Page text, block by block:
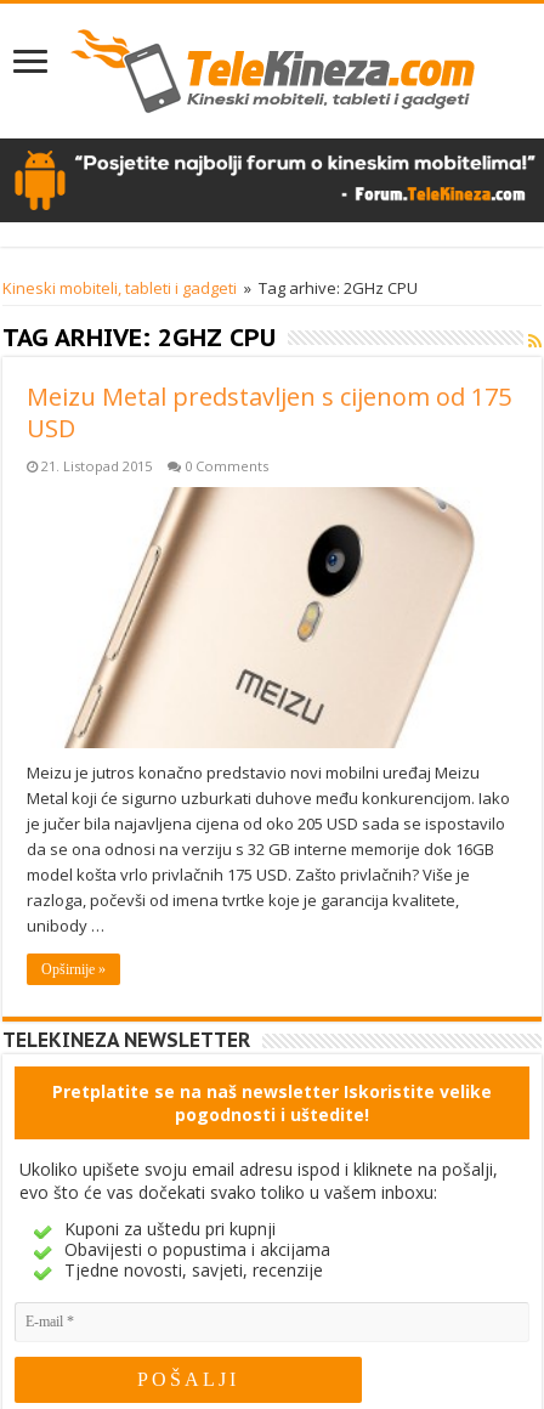
Kineski mobiteli, tableti i gadgeti » Tag arhive: 2GHz CPU
TAG ARHIVE: 2GHZ CPU
Meizu Metal predstavljen s cijenom od 175
USD
21. Listopad 2015 0 Comments
Meizu je jutros konačno predstavio novi mobilni uređaj Meizu
Metal koji će sigurno uzburkati duhove među konkurencijom. Iako
je jučer bila najavljena cijena od oko 205 USD sada se ispostavilo
da se ona odnosi na verziju s 32 GB interne memorije dok 16GB
model košta vrlo privlačnih 175 USD. Zašto privlačnih? Više je
razloga, počevši od imena tvrtke koje je garancija kvalitete,
unibody …
Opširnije »
TELEKINEZA NEWSLETTER
Pretplatite se na naš newsletter Iskoristite velike
pogodnosti i uštedite!
Ukoliko upišete svoju email adresu ispod i kliknete na pošalji,
evo što će vas dočekati svako toliko u vašem inboxu:
Kuponi za uštedu pri kupnji
Obavijesti o popustima i akcijama
Tjedne novosti, savjeti, recenzije